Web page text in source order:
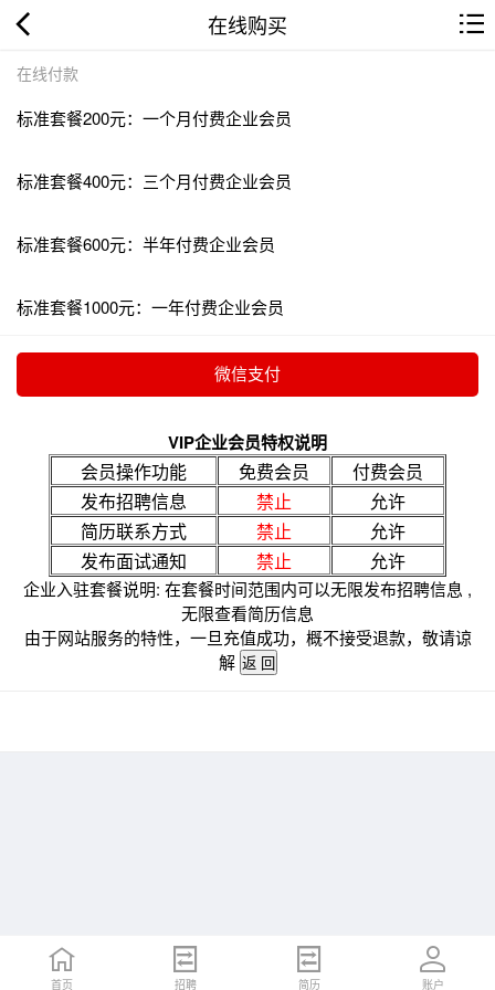
在线购买
在线付款
标准套餐200元：一个月付费企业会员
标准套餐400元：三个月付费企业会员
标准套餐600元：半年付费企业会员
标准套餐1000元：一年付费企业会员
VIP企业会员特权说明
会员操作功能 免费会员
付费会员
发布招聘信息
禁止
允许
简历联系方式
禁止
允许
发布面试通知
禁止 允许
企业入驻套餐说明: 在套餐时间范围内可以无限发布招聘信息 ,
无限查看简历信息
由于网站服务的特性，一旦充值成功，概不接受退款，敬请谅
解
首页 招聘 简历 账户